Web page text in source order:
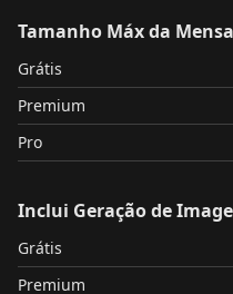
Tamanho Máx da
Grátis
Premium
Pro
Inclui Geração de
Grátis
Premium